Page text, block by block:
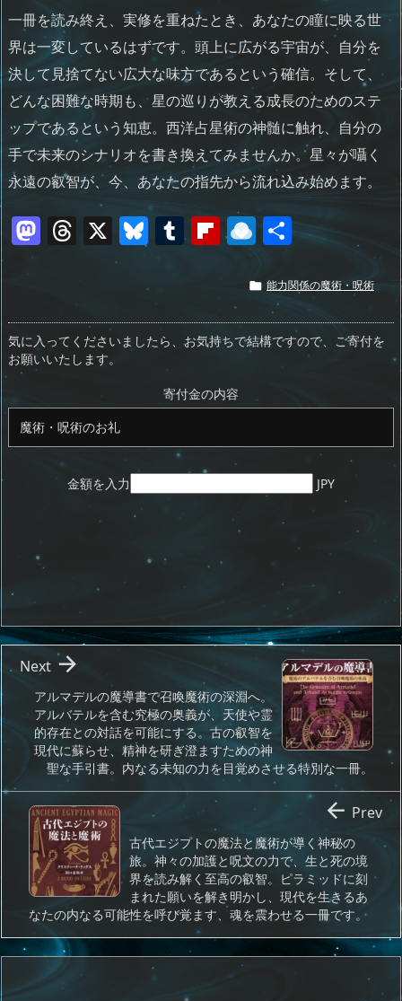
一冊を読み終え、実修を重ねたとき、あなたの瞳に映る世
界は一変しているはずです。頭上に広がる宇宙が、自分を
決して見捨てない広大な味方であるという確信。そして、
どんな困難な時期も、星の巡りが教える成長のためのステ
ップであるという知恵。西洋占星術の神髄に触れ、自分の
手で未来のシナリオを書き換えてみませんか。星々が囁く
永遠の叡智が、今、あなたの指先から流れ込み始めます。
M
o
d
o
n
T
a
d
s
X Bl
u
e
sk
y
T
bl
r
Fl
o
ar
R
n
d
ro
io
共
 能力関係の魔術・呪術
気に入ってくださいましたら、お気持ちで結構ですので、ご寄付を
お願いいたします。
寄付金の内容
金額を入力 JPY
アルマデルの魔導書で召喚魔術の深淵へ。
アルバテルを含む究極の奥義が、天使や霊
的存在との対話を可能にする。古の叡智を
現代に蘇らせ、精神を研ぎ澄ますための神
聖な手引書。内なる未知の力を目覚めさせる特別な一冊。

Next
古代エジプトの魔法と魔術が導く神秘の
旅。神々の加護と呪文の力で、生と死の境
界を読み解く至高の叡智。ピラミッドに刻
まれた願いを解き明かし、現代を生きるあ
なたの内なる可能性を呼び覚ます、魂を震わせる一冊です。
 Prev